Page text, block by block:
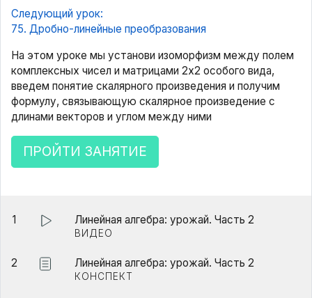
Следующий урок:
75. Дробно-линейные преобразования
На этом уроке мы установи изоморфизм между полем
комплексных чисел и матрицами 2х2 особого вида,
введем понятие скалярного произведения и получим
формулу, связывающую скалярное произведение с
длинами векторов и углом между ними
ПРОЙТИ ЗАНЯТИЕ
1 Линейная алгебра: урожай. Часть 2
ВИДЕО
2 Линейная алгебра: урожай. Часть 2
КОНСПЕКТ